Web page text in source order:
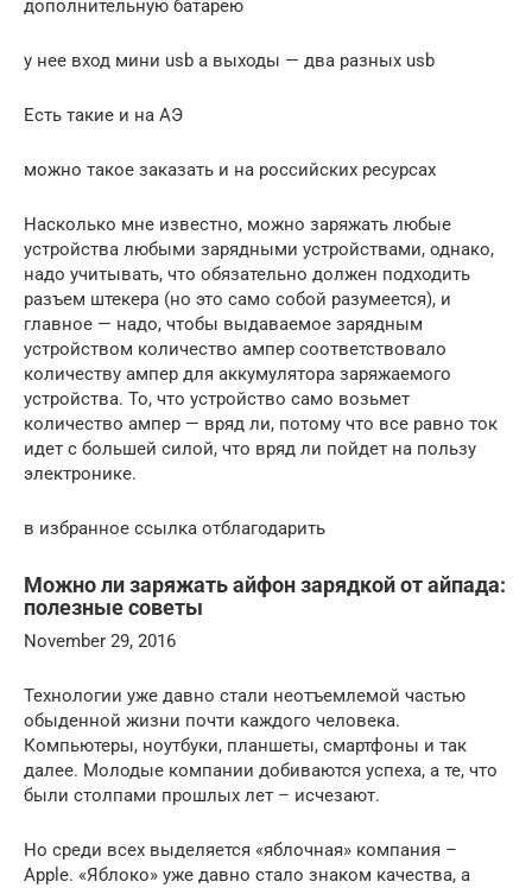
дополнительную батарею
у нее вход мини usb а выходы — два разных usb
Есть такие и на АЭ
можно такое заказать и на российских ресурсах
Насколько мне известно, можно заряжать любые
устройства любыми зарядными устройствами, однако,
надо учитывать, что обязательно должен подходить
разъем штекера (но это само собой разумеется), и
главное — надо, чтобы выдаваемое зарядным
устройством количество ампер соответствовало
количеству ампер для аккумулятора заряжаемого
устройства. То, что устройство само возьмет
количество ампер — вряд ли, потому что все равно ток
идет с большей силой, что вряд ли пойдет на пользу
электронике.
в избранное ссылка отблагодарить
Можно ли заряжать айфон зарядкой от айпада:
полезные советы
November 29, 2016
Технологии уже давно стали неотъемлемой частью
обыденной жизни почти каждого человека.
Компьютеры, ноутбуки, планшеты, смартфоны и так
далее. Молодые компании добиваются успеха, а те, что
были столпами прошлых лет – исчезают.
Но среди всех выделяется «яблочная» компания –
Apple. «Яблоко» уже давно стало знаком качества, а